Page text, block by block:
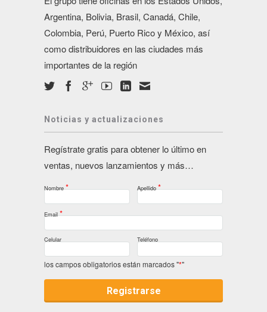
Argentina, Bolivia, Brasil, Canadá, Chile,
Colombia, Perú, Puerto Rico y México, así
como distribuidores en las ciudades más
importantes de la región
Noticias y actualizaciones
Regístrate gratis para obtener lo último en
ventas, nuevos lanzamientos y más…
Nombre * Apellido *
Email *
Celular Teléfono
los campos obligatorios están marcados "*"